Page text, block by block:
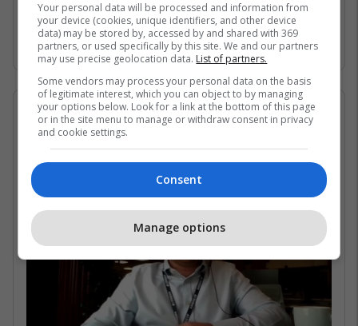
Gjirin Persik dhe nuk janë në gjendje të arrijnë
në det të hapur për shkak të bllokadës
iraniane. /Telegrafi/
07/05/2026 • 16:19
Në çfarë kushtesh mund të
rihapet Ngushtica e Hormuzit?
Your personal data will be processed and information from
your device (cookies, unique identifiers, and other device
data) may be stored by, accessed by and shared with 369
partners, or used specifically by this site. We and our partners
may use precise geolocation data. List of partners.
Some vendors may process your personal data on the basis
of legitimate interest, which you can object to by managing
your options below. Look for a link at the bottom of this page
or in the site menu to manage or withdraw consent in privacy
and cookie settings.
Consent
Manage options